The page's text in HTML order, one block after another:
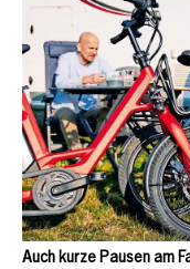
Auch kurze Pausen am